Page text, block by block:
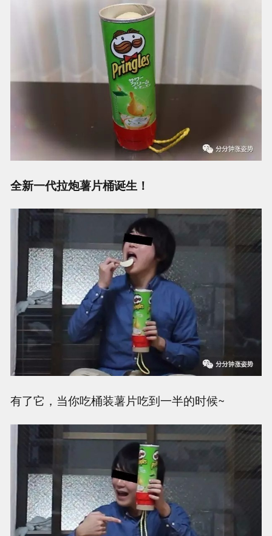
全新一代拉炮薯片桶诞生！
有了它，当你吃桶装薯片吃到一半的时候~